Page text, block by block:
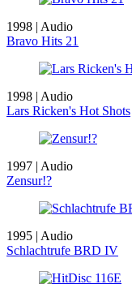
1998 | Audio
Bravo Hits 21
1998 | Audio
Lars Ricken's Hot Shots
1997 | Audio
Zensur!?
1995 | Audio
Schlachtrufe BRD IV